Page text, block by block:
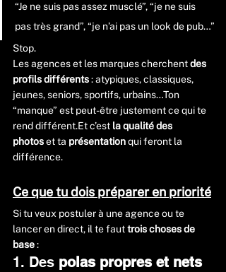
“Je ne suis pas assez musclé”, “je ne suis
pas très grand”, “je n’ai pas un look de pub…”
Stop.
Les agences et les marques cherchent des
profils différents : atypiques, classiques,
jeunes, seniors, sportifs, urbains…Ton
“manque” est peut-être justement ce qui te
rend différent.Et c’est la qualité des
photos et ta présentation qui feront la
différence.
Ce que tu dois préparer en priorité
Si tu veux postuler à une agence ou te
lancer en direct, il te faut trois choses de
base :
1. Des polas propres et nets